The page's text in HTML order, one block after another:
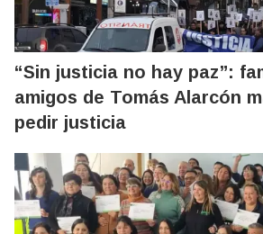
“Sin justicia no hay paz”:
amigos de Tomás Alarcón
pedir justicia